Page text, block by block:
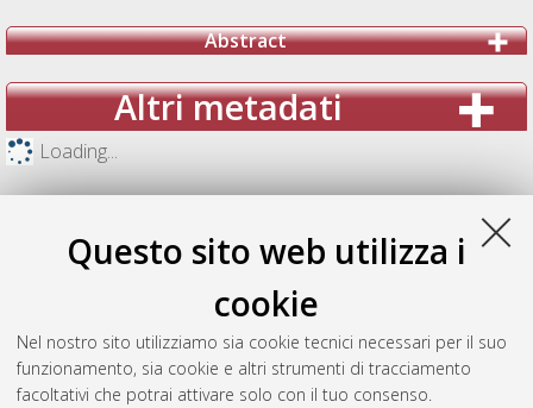
Questo sito web utilizza i
cookie
Nel nostro sito utilizziamo sia cookie tecnici necessari per il suo
funzionamento, sia cookie e altri strumenti di tracciamento
facoltativi che potrai attivare solo con il tuo consenso.
Abstract
Altri metadati
Loading...